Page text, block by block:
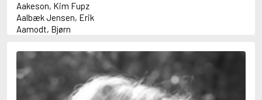
Aakeson, Kim Fupz
Aalbæk Jensen, Erik
Aamodt, Bjørn
Abbey, Kieran
Abbot, Anthony
Abbott, John
Abbott, Megan